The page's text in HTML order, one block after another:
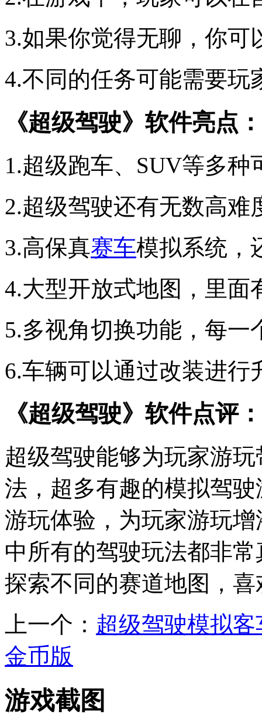
3.如果你觉得无聊，你可
4.不同的任务可能需要玩
《超级驾驶》软件亮点：
1.超级跑车、SUV等多种
2.超级驾驶还有无数高难
3.高保真赛车模拟系统，
4.大型开放式地图，里面
5.多视角切换功能，每
6.车辆可以通过改装进行
《超级驾驶》软件点评：
超级驾驶能够为玩家游
法，超多有趣的模拟驾
游玩体验，为玩家游玩
中所有的驾驶玩法都非
探索不同的赛道地图，
上一个： 超级驾驶模拟客
金币版
游戏截图